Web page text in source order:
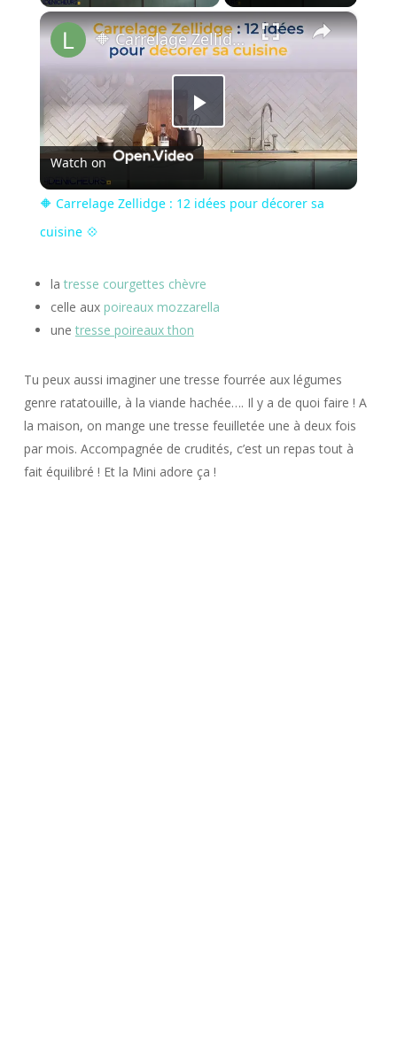
×
Play
Video
🔶 Carrelage Zellidge : 12 idées pour décorer sa cuisine 💠
Watch on
🔶 Carrelage Zellidge : 12 idées pour décorer sa
cuisine 💠
la tresse courgettes chèvre
celle aux poireaux mozzarella
une tresse poireaux thon
Tu peux aussi imaginer une tresse fourrée aux légumes
genre ratatouille, à la viande hachée…. Il y a de quoi faire ! A
la maison, on mange une tresse feuilletée une à deux fois
par mois. Accompagnée de crudités, c’est un repas tout à
fait équilibré ! Et la Mini adore ça !